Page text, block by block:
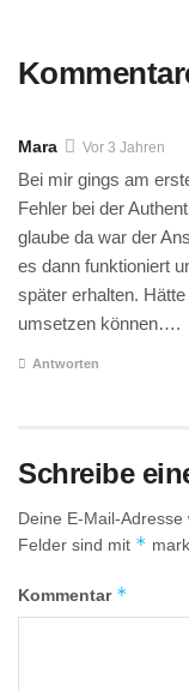
Mara Vor 3 Jahren
Bei mir gings am
Fehler bei der
glaube da war der
es dann funktioniert
später erhalten.
umsetzen können….
Antworten
Schreibe
Deine E-Mail-Adresse
Felder sind mit *
Kommentar *